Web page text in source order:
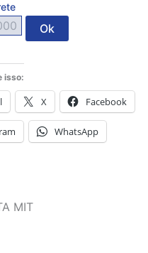
Ok
isso:
X Facebook
WhatsApp
MIT